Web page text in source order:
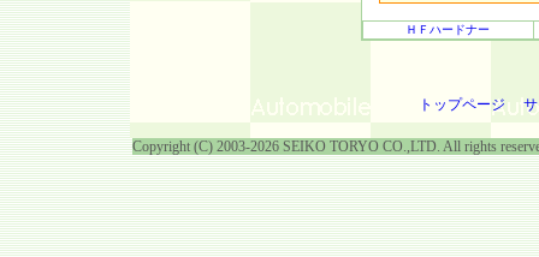
ＨＦハードナー
トップページ
Copyright (C) 2003-2026 SEIKO TORYO CO.,LTD. All rights